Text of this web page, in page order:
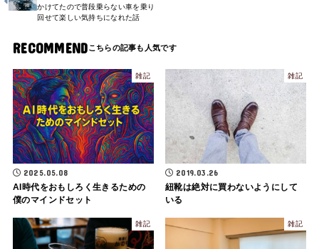
かけてたので普段乗らない車を乗り
回せて楽しい気持ちになれた話
RECOMMEND
雑記
2025.05.08
AI時代をおもしろく生きるための
僕のマインドセット
雑記
2019.03.26
紐靴は絶対に買わないようにして
いる
雑記 雑記